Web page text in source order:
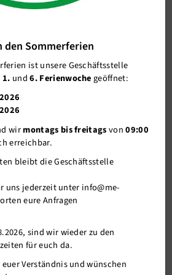
den Sommerferien
ist unsere Geschäftsstelle
1. und6. Ferienwochegeöffnet:
wirmontags bis freitagsvon09:00
erreichbar.
bleibt die Geschäftsstelle
uns jederzeit unter info@me-
eure Anfragen
sind wir wieder zu den
für euch da.
Verständnis und wünschen